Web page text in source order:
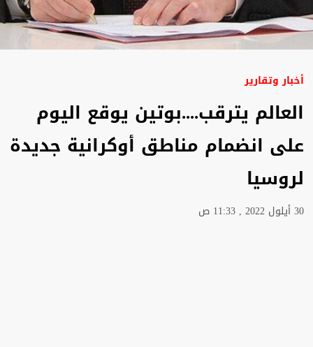
أخبار وتقارير
العالم يترقب....بوتين يوقع اليوم
على انضمام مناطق أوكرانية جديدة
لروسيا
30 أيلول 2022 , 11:33 ص